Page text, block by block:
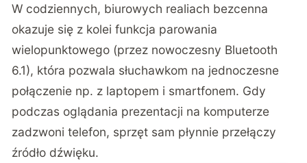
W codziennych, biurowych realiach bezcenna
okazuje się z kolei funkcja parowania
wielopunktowego (przez nowoczesny Bluetooth
6.1), która pozwala słuchawkom na jednoczesne
połączenie np. z laptopem i smartfonem. Gdy
podczas oglądania prezentacji na komputerze
zadzwoni telefon, sprzęt sam płynnie przełączy
źródło dźwięku.